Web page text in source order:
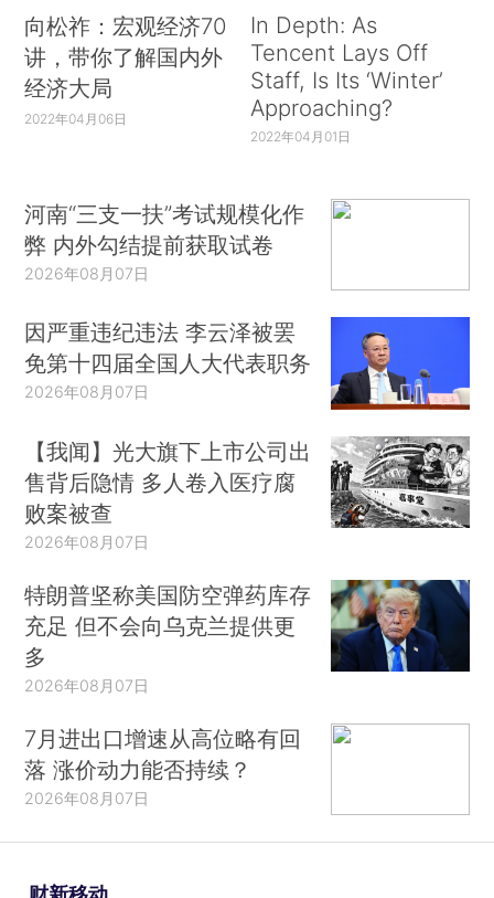
向松祚：宏观经济70
讲，带你了解国内外
经济大局
2022年04月06日
In Depth: As
Tencent Lays Off
Staff, Is Its ‘Winter’
Approaching?
2022年04月01日
河南“三支一扶”考试规模化作
弊 内外勾结提前获取试卷
2026年08月07日
因严重违纪违法 李云泽被罢
免第十四届全国人大代表职务
2026年08月07日
【我闻】光大旗下上市公司出
售背后隐情 多人卷入医疗腐
败案被查
2026年08月07日
特朗普坚称美国防空弹药库存
充足 但不会向乌克兰提供更
多
2026年08月07日
7月进出口增速从高位略有回
落 涨价动力能否持续？
2026年08月07日